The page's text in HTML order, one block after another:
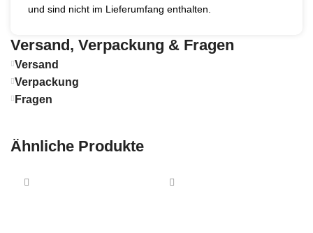
und sind nicht im Lieferumfang enthalten.
Versand, Verpackung & Fragen
Versand
Verpackung
Fragen
Ähnliche Produkte